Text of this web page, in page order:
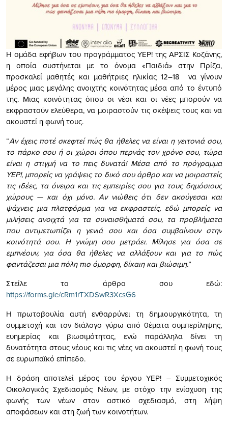
Η ομάδα εφήβων του προγράμματος YEP! της ΑΡΣΙΣ Κοζάνης,
η οποία συστήνεται με το όνομα «Παιδιά» στην Πρίζα,
προσκαλεί μαθητές και μαθήτριες ηλικίας 12–18 να γίνουν
μέρος μιας μεγάλης ανοιχτής κοινότητας μέσα από το έντυπό
της. Μιας κοινότητας όπου οι νέοι και οι νέες μπορούν να
εκφραστούν ελεύθερα, να μοιραστούν τις σκέψεις τους και να
ακουστεί η φωνή τους.
“Αν έχεις ποτέ σκεφτεί πώς θα ήθελες να είναι η γειτονιά σου,
το πάρκο σου ή οι χώροι όπου περνάς τον χρόνο σου, τώρα
είναι η στιγμή να το πεις δυνατά! Μέσα από το πρόγραμμα
YEP!, μπορείς να γράψεις το δικό σου άρθρο και να μοιραστείς
τις ιδέες, τα όνειρα και τις εμπειρίες σου για τους δημόσιους
χώρους — και όχι μόνο. Αν νιώθεις ότι δεν ακούγεσαι και
ψάχνεις μια πλατφόρμα για να εκφραστείς, εδώ μπορείς να
μιλήσεις ανοιχτά για τα συναισθήματά σου, τα προβλήματα
που αντιμετωπίζει η γενιά σου και όσα συμβαίνουν στην
κοινότητά σου. Η γνώμη σου μετράει. Μίλησε για όσα σε
εμπνέουν, για όσα θα ήθελες να αλλάξουν και για το πώς
φαντάζεσαι μια πόλη πιο όμορφη, δίκαιη και βιώσιμη.”
Στείλε το άρθρο σου εδώ:
https://forms.gle/cRm1rTXDSwR3XcsG6
Η πρωτοβουλία αυτή ενθαρρύνει τη δημιουργικότητα, τη
συμμετοχή και τον διάλογο γύρω από θέματα συμπερίληψης,
ευημερίας και βιωσιμότητας, ενώ παράλληλα δίνει τη
δυνατότητα στους νέους και τις νέες να ακουστεί η φωνή τους
σε ευρωπαϊκό επίπεδο.
Η δράση αποτελεί μέρος του έργου YEP! – Συμμετοχικός
Οικολογικός Σχεδιασμός Νέων, με στόχο την ενίσχυση της
φωνής των νέων στον αστικό σχεδιασμό, στη λήψη
αποφάσεων και στη ζωή των κοινοτήτων.